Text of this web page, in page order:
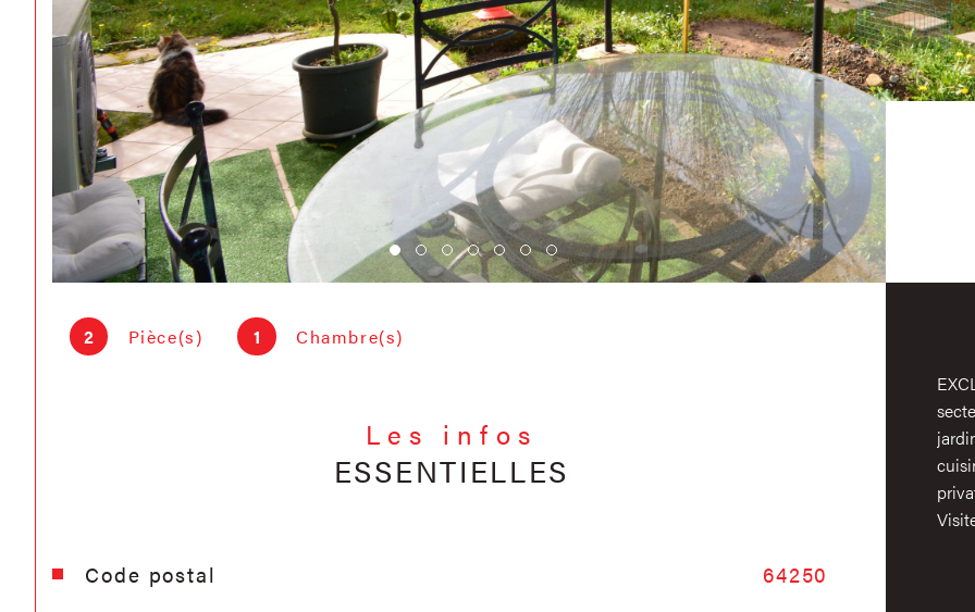
2 Pièce(s) 1 Chambre(s)
Les infos
ESSENTIELLES
Caractéristiques Valeurs
Code postal 64250